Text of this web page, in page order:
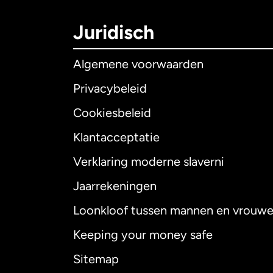
Juridisch
Algemene voorwaarden
Privacybeleid
Cookiesbeleid
Klantacceptatie
Verklaring moderne slaverni
Jaarrekeningen
Loonkloof tussen mannen en
Keeping your money safe
Sitemap
Australië